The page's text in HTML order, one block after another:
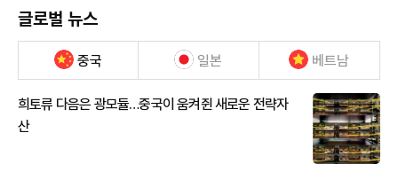
글로벌 뉴스
중국 일본 베트남
희토류 다음은 광모듈…중국이 움켜쥔 새로운 전략자
산